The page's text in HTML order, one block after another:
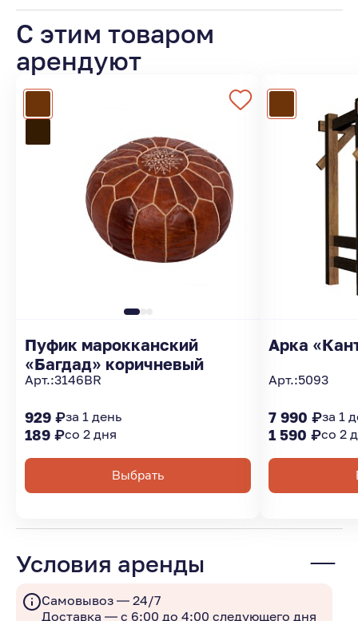
С этим товаром
арендуют
Пуфик марокканский
«Багдад» коричневый
Арт.:3146BR
929 ₽за 1 день
189 ₽со 2 дня
Выбрать
Арка
Арт.:5093
7 990 ₽за 1
1 590 ₽со 2
Условия аренды
Самовывоз — 24/7
Доставка — с 6:00 до 4:00 следующего дня